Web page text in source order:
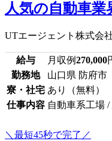
人気の自動車
UTエージェント株式会
給与 月収例270,000
勤務地
山口県 防府市
寮・社宅 あり（無料）
仕事内容 自動車系工場
＼最短45秒で完了／